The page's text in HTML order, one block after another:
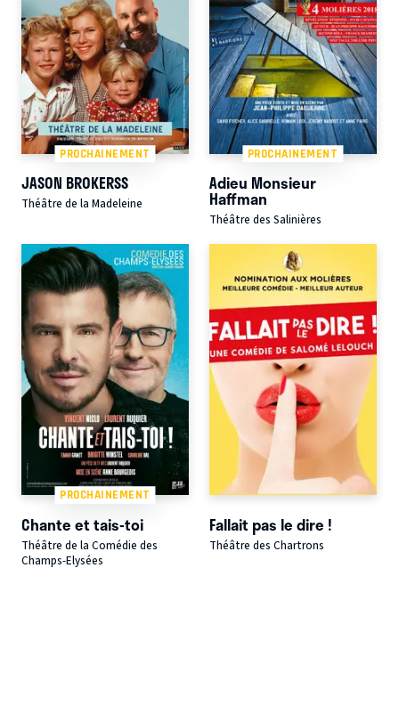
PROCHAINEMENT
JASON BROKERSS
Théâtre de la Madeleine
PROCHAINEMENT
Adieu Monsieur
Haffman
Théâtre des Salinières
PROCHAINEMENT
Chante et tais-toi
Théâtre de la Comédie des
Champs-Elysées
Fallait pas le dire !
Théâtre des Chartrons